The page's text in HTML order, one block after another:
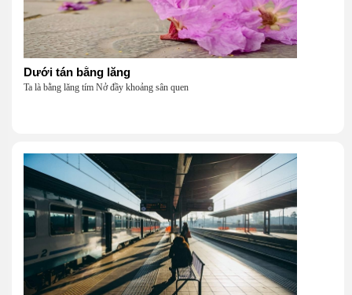
Dưới tán bằng lăng
Ta là bằng lăng tím Nở đầy khoảng sân quen